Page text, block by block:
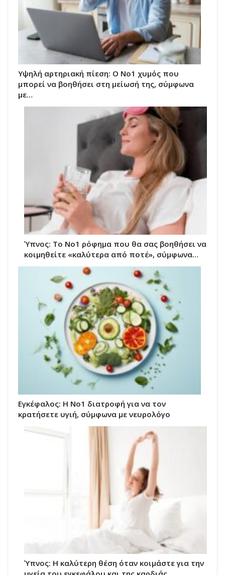
Υψηλή αρτηριακή πίεση: Ο Νο1 χυμός που
μπορεί να βοηθήσει στη μείωσή της, σύμφωνα
με…
Ύπνος: Το Νο1 ρόφημα που θα σας βοηθήσει να
κοιμηθείτε «καλύτερα από ποτέ», σύμφωνα…
Εγκέφαλος: Η Νο1 διατροφή για να τον
κρατήσετε υγιή, σύμφωνα με νευρολόγο
Ύπνος: Η καλύτερη θέση όταν κοιμάστε για την